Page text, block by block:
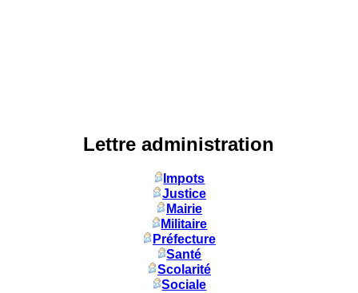
Lettre administration
Impots
Justice
Mairie
Militaire
Préfecture
Santé
Scolarité
Sociale